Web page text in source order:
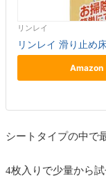
リンレイ
リンレイ 滑り止め
Amazon
シートタイプの中で
4枚入りで少量から